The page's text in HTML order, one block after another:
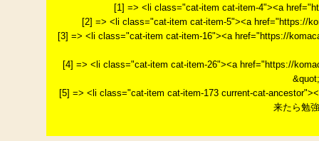
[1] => <li class="cat-item cat-item-4"><a
[2] => <li class="cat-item cat-item-5"><a href="https://
[3] => <li class="cat-item cat-item-16"><a href="https://
[4] => <li class="cat-item cat-item-26"><a href="https://
[5] => <li class="cat-item cat-item-173 current-cat-
来たら勉